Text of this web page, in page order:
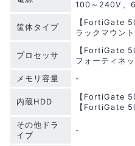
100～240V、
筐体タイプ
【FortiGate
ラックマウント
プロセッサ
【FortiGate
フォーティネ
メモリ容量
-
内蔵HDD
【FortiGate
【FortiGate
その他ドラ
イブ
-